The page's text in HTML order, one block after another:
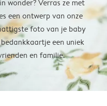
wonder? Verras ze met
een ontwerp van onze
foto van je baby
een uniek
en familie.